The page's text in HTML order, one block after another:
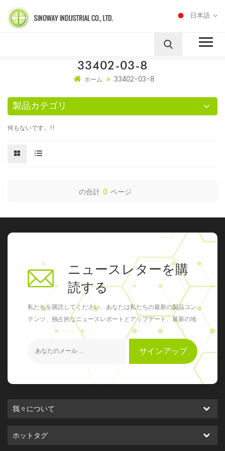
日本語
33402-03-8
ホーム 33402-03-8
製品カテゴリ
何もないです。!!
の合計 0 ページ
ニュースレターを購
読する
私たちを購読してください、あなたは私たちの最新の製品コン
テンツ、独占的なニュースレポートとアップデート、最新の地
元のイベントを得ることができます
サインアップ
我々について
ホットタグ